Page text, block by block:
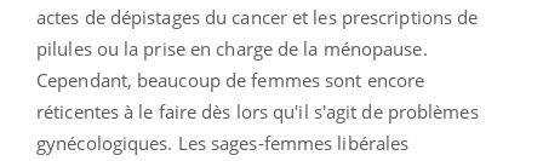
actes de dépistages du cancer et les prescriptions de
pilules ou la prise en charge de la ménopause.
Cependant, beaucoup de femmes sont encore
réticentes à le faire dès lors qu'il s'agit de problèmes
gynécologiques. Les sages-femmes libérales